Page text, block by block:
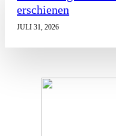
erschienen
JULI 31, 2026